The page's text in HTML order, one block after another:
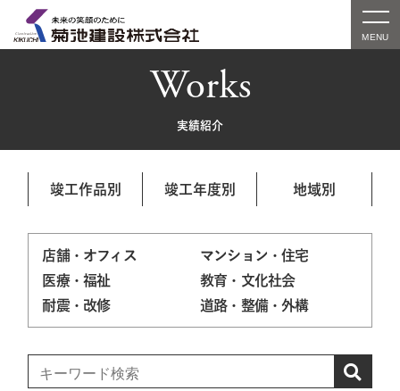
Works
実績紹介
竣工作品別 竣工年度別 地域別
店舗・オフィス
マンション・住宅
医療・福祉
教育・文化社会
耐震・改修
道路・整備・外構